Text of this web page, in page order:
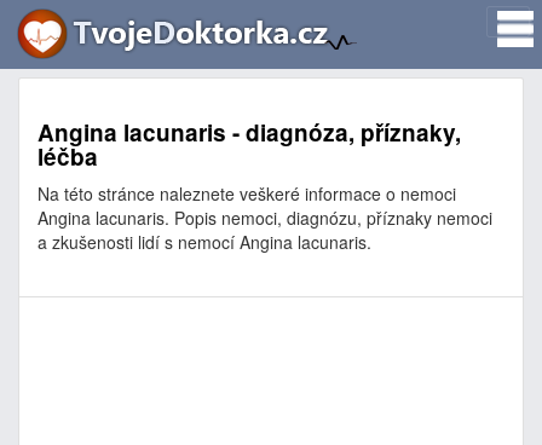
Angina lacunaris - diagnóza, příznaky,
léčba
Na této stránce naleznete veškeré informace o nemoci
Angina lacunaris. Popis nemoci, diagnózu, příznaky nemoci
a zkušenosti lidí s nemocí Angina lacunaris.